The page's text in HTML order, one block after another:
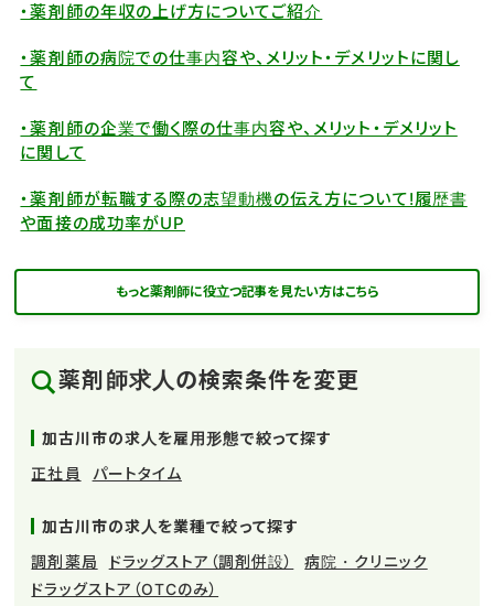
・薬剤師の年収の上げ方についてご紹介
・薬剤師の病院での仕事内容や、メリット・デメリットに関し
て
・薬剤師の企業で働く際の仕事内容や、メリット・デメリット
に関して
・薬剤師が転職する際の志望動機の伝え方について!履歴書
や面接の成功率がUP
もっと薬剤師に役立つ記事を見たい方はこちら
薬剤師求人の検索条件を変更
加古川市の求人を雇用形態で絞って探す
正社員
パートタイム
加古川市の求人を業種で絞って探す
調剤薬局
ドラッグストア（調剤併設）
病院・クリニック
ドラッグストア（OTCのみ）